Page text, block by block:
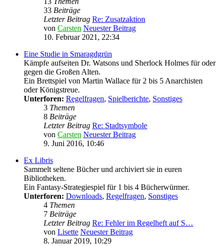
33 Beiträge
Letzter Beitrag Re: Zusatzaktion
von Carsten Neuester Beitrag
10. Februar 2021, 22:34
Eine Studie in Smaragdgrün
Kämpfe aufseiten Dr. Watsons und Sherlock Holmes für oder
gegen die Großen Alten.
Ein Brettspiel von Martin Wallace für 2 bis 5 Anarchisten
oder Königstreue.
Unterforen: Regelfragen, Spielberichte, Sonstiges
3 Themen
8 Beiträge
Letzter Beitrag Re: Stadtsymbole
von Carsten Neuester Beitrag
9. Juni 2016, 10:46
Ex Libris
Sammelt seltene Bücher und archiviert sie in euren
Bibliotheken.
Ein Fantasy-Strategiespiel für 1 bis 4 Bücherwürmer.
Unterforen: Downloads, Regelfragen, Sonstiges
4 Themen
7 Beiträge
Letzter Beitrag Re: Fehler im Regelheft auf S…
von Lisette Neuester Beitrag
8. Januar 2019, 10:29